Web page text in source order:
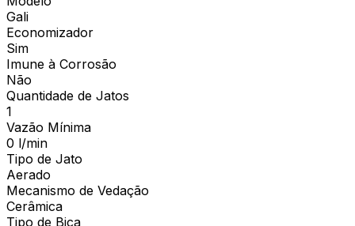
Gali
Economizador
Sim
Imune à Corrosão
Não
Quantidade de Jatos
1
Vazão Mínima
0 l/min
Tipo de Jato
Aerado
Mecanismo de Vedação
Cerâmica
Tipo de Bica